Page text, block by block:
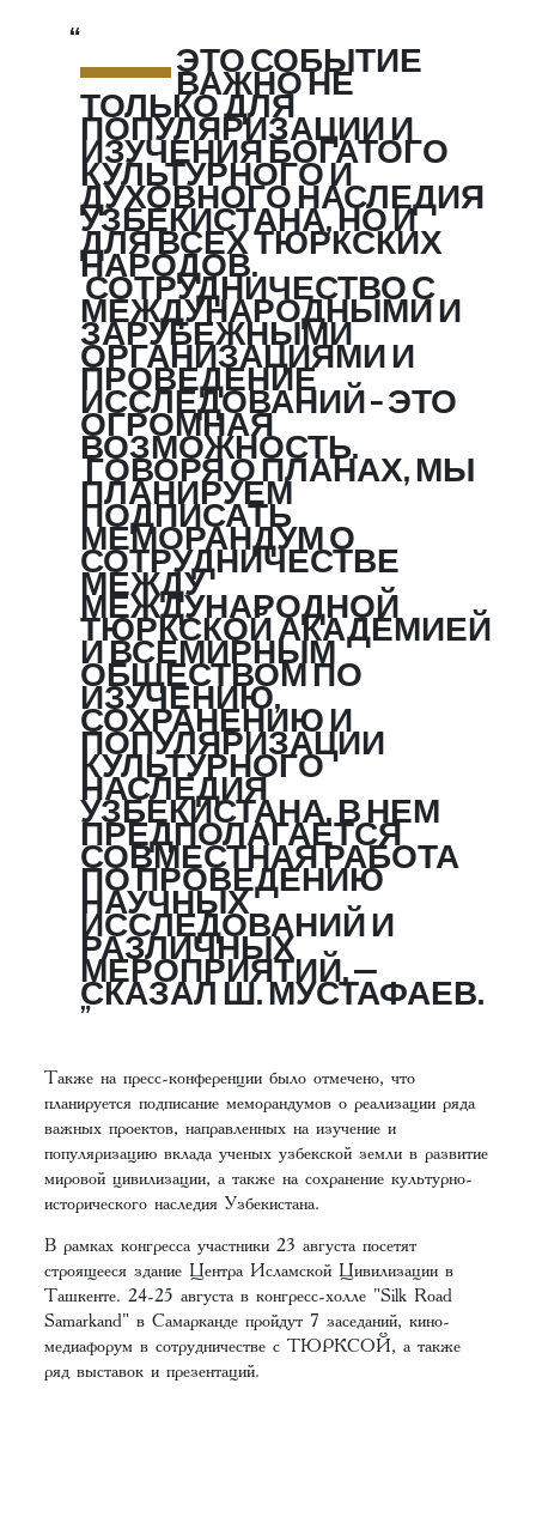
—ЭТО СОБЫТИЕ
ВАЖНО НЕ
ТОЛЬКО ДЛЯ
ПОПУЛЯРИЗАЦИИ И
ИЗУЧЕНИЯ БОГАТОГО
КУЛЬТУРНОГО И
ДУХОВНОГО НАСЛЕДИЯ
УЗБЕКИСТАНА, НО И
ДЛЯ ВСЕХ ТЮРКСКИХ
НАРОДОВ.
СОТРУДНИЧЕСТВО С
МЕЖДУНАРОДНЫМИ И
ЗАРУБЕЖНЫМИ
ОРГАНИЗАЦИЯМИ И
ПРОВЕДЕНИЕ
ИССЛЕДОВАНИЙ – ЭТО
ОГРОМНАЯ
ВОЗМОЖНОСТЬ.
ГОВОРЯ О ПЛАНАХ, МЫ
ПЛАНИРУЕМ
ПОДПИСАТЬ
МЕМОРАНДУМ О
СОТРУДНИЧЕСТВЕ
МЕЖДУ
МЕЖДУНАРОДНОЙ
ТЮРКСКОЙ АКАДЕМИЕЙ
И ВСЕМИРНЫМ
ОБЩЕСТВОМ ПО
ИЗУЧЕНИЮ,
СОХРАНЕНИЮ И
ПОПУЛЯРИЗАЦИИ
КУЛЬТУРНОГО
НАСЛЕДИЯ
УЗБЕКИСТАНА. В НЕМ
ПРЕДПОЛАГАЕТСЯ
СОВМЕСТНАЯ РАБОТА
ПО ПРОВЕДЕНИЮ
НАУЧНЫХ
ИССЛЕДОВАНИЙ И
РАЗЛИЧНЫХ
МЕРОПРИЯТИЙ, —
СКАЗАЛ Ш. МУСТАФАЕВ.
Также на пресс-конференции было отмечено, что
планируется подписание меморандумов о реализации ряда
важных проектов, направленных на изучение и
популяризацию вклада ученых узбекской земли в развитие
мировой цивилизации, а также на сохранение культурно-
исторического наследия Узбекистана.
В рамках конгресса участники 23 августа посетят
строящееся здание Центра Исламской Цивилизации в
Ташкенте. 24-25 августа в конгресс-холле "Silk Road
Samarkand" в Самарканде пройдут 7 заседаний, кино-
медиафорум в сотрудничестве с ТЮРКСОЙ, а также
ряд выставок и презентаций.